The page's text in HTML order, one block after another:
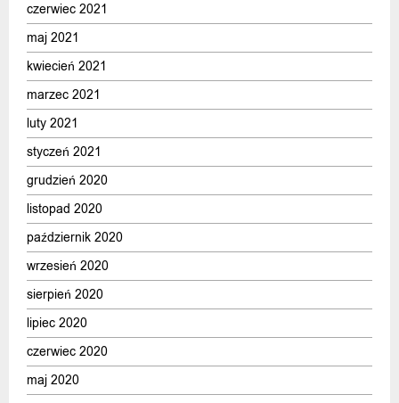
czerwiec 2021
maj 2021
kwiecień 2021
marzec 2021
luty 2021
styczeń 2021
grudzień 2020
listopad 2020
październik 2020
wrzesień 2020
sierpień 2020
lipiec 2020
czerwiec 2020
maj 2020